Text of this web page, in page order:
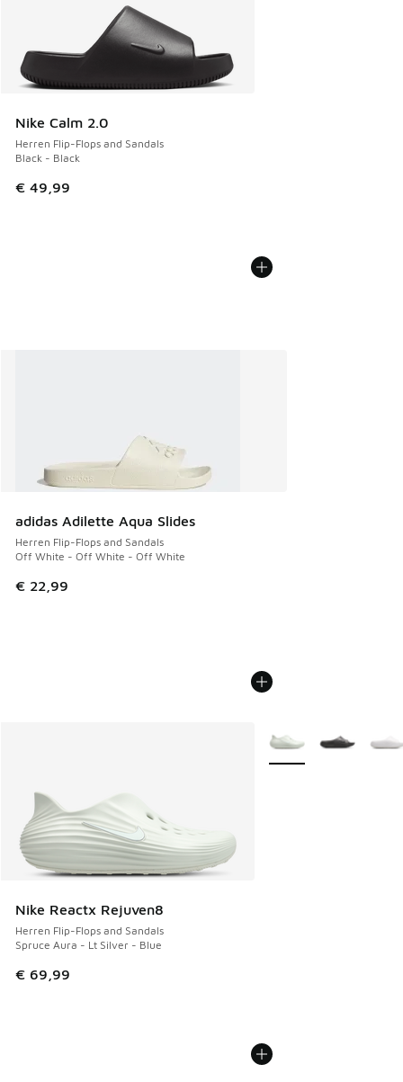
Nike Calm 2.0
Herren Flip-Flops and Sandals
Black - Black
€ 49,99
adidas Adilette Aqua Slides
Herren Flip-Flops and Sandals
Off White - Off White - Off White
€ 22,99
Nike Reactx Rejuven8
Herren Flip-Flops and Sandals
Spruce Aura - Lt Silver - Blue
€ 69,99
Weitere Farben